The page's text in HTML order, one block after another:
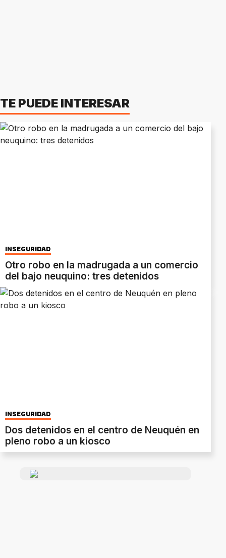
TE PUEDE INTERESAR
INSEGURIDAD
Otro robo en la madrugada a un comercio
del bajo neuquino: tres detenidos
INSEGURIDAD
Dos detenidos en el centro de Neuquén en
pleno robo a un kiosco